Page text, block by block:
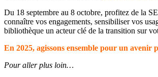
Du 18 septembre au 8 octobre, profitez de la
connaître vos engagements, sensibiliser vos
bibliothèque un acteur clé de la transition sur
En 2025, agissons ensemble pour un avenir
Pour aller plus loin…